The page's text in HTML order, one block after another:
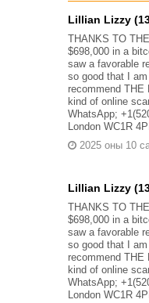
Lillian Lizzy
THANKS TO
$698,000 in a
saw a favorable
so good that I
recommend
kind of online
WhatsApp;
London WC1R
2025 оны 10
Lillian Lizzy
THANKS TO
$698,000 in a
saw a favorable
so good that I
recommend
kind of online
WhatsApp;
London WC1R